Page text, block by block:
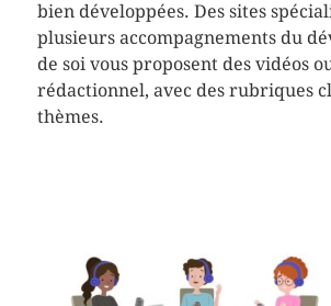
bien développées. Des sites
plusieurs accompagnements du
de soi vous proposent des vidéos
rédactionnel, avec des rubriques
thèmes.